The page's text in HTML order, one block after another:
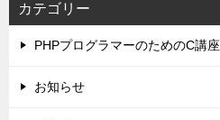
カテゴリー
PHPプログラマーのためのC講座
お知らせ